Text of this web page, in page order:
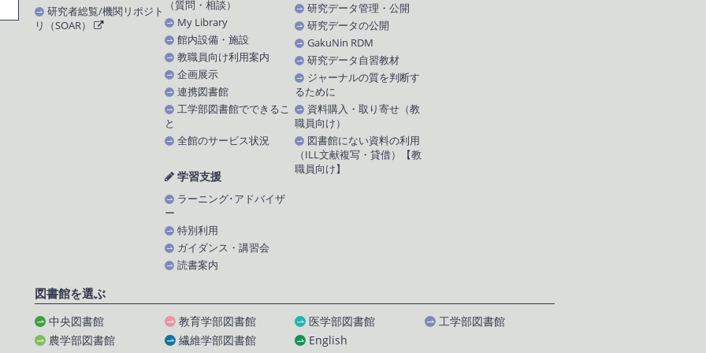
研究者総覧/機関リポジト
リ（SOAR）
（質問・相談）
My Library
館内設備・施設
教職員向け利用案内
企画展示
連携図書館
工学部図書館でできるこ
と
全館のサービス状況
学習支援
ラーニング･アドバイザ
ー
特別利用
ガイダンス・講習会
読書案内
研究データ管理・公開
研究データの公開
GakuNin RDM
研究データ自習教材
ジャーナルの質を判断す
るために
資料購入・取り寄せ（教
職員向け）
図書館にない資料の利用
（ILL文献複写・貸借）【教
職員向け】
図書館を選ぶ
中央図書館 教育学部図書館 医学部図書館
工学部図書館
農学部図書館
繊維学部図書館 English